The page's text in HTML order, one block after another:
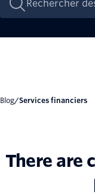
Blog/ Services financiers
There are